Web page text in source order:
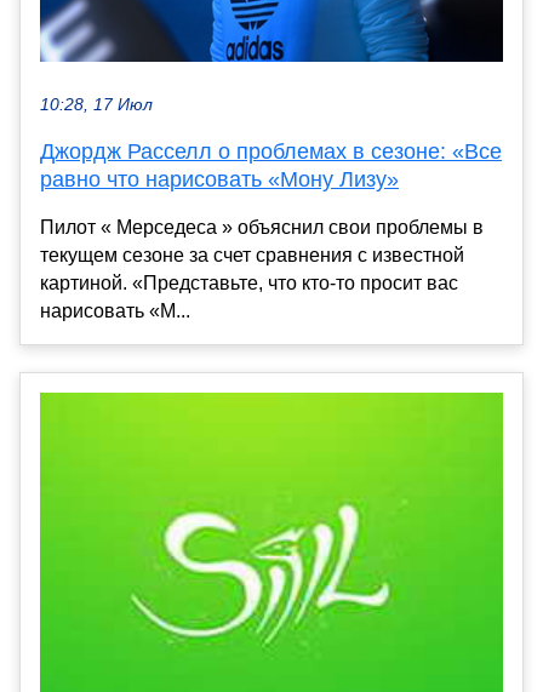
10:28, 17 Июл
Джордж Расселл о проблемах в сезоне: «Все
равно что нарисовать «Мону Лизу»
Пилот « Мерседеса » объяснил свои проблемы в
текущем сезоне за счет сравнения с известной
картиной. «Представьте, что кто-то просит вас
нарисовать «М...